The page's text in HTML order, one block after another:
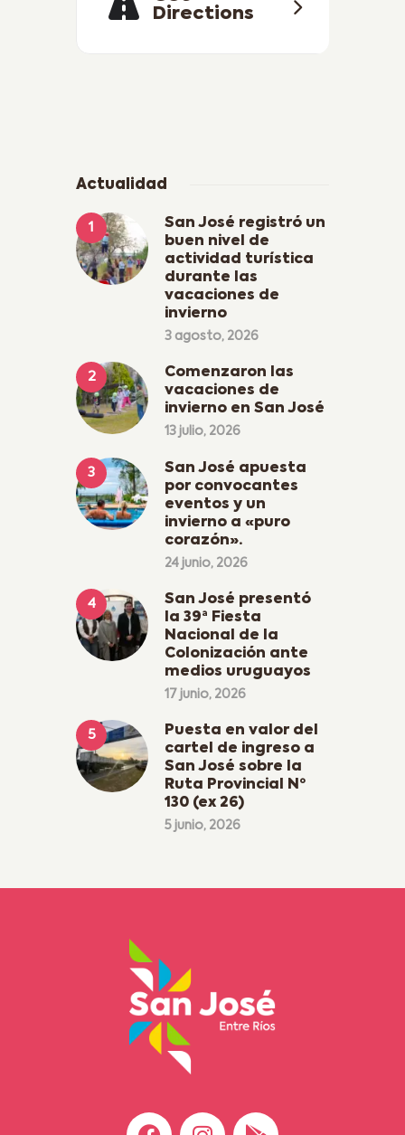
Directions
Actualidad
San José registró un
buen nivel de
actividad turística
durante las
vacaciones de
invierno
3 agosto, 2026
Comenzaron las
vacaciones de
invierno en San José
13 julio, 2026
San José apuesta
por convocantes
eventos y un
invierno a «puro
corazón».
24 junio, 2026
San José presentó
la 39ª Fiesta
Nacional de la
Colonización ante
medios uruguayos
17 junio, 2026
Puesta en valor del
cartel de ingreso a
San José sobre la
Ruta Provincial Nº
130 (ex 26)
5 junio, 2026